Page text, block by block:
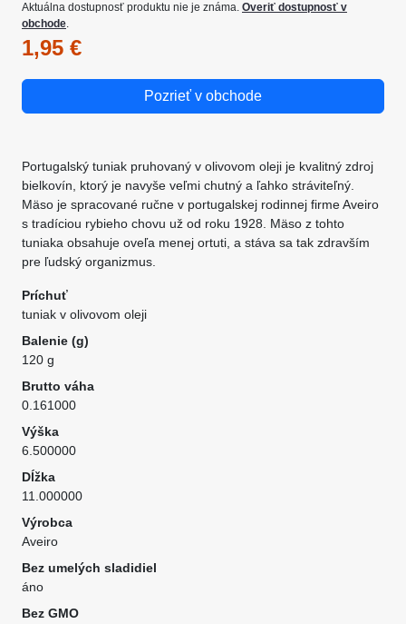
Aktuálna dostupnosť produktu nie je známa. Overiť dostupnosť v
obchode.
1,95 €
Pozrieť v obchode
Portugalský tuniak pruhovaný v olivovom oleji je kvalitný zdroj
bielkovín, ktorý je navyše veľmi chutný a ľahko stráviteľný.
Mäso je spracované ručne v portugalskej rodinnej firme Aveiro
s tradíciou rybieho chovu už od roku 1928. Mäso z tohto
tuniaka obsahuje oveľa menej ortuti, a stáva sa tak zdravším
pre ľudský organizmus.
Príchuť
tuniak v olivovom oleji
Balenie (g)
120 g
Brutto váha
0.161000
Výška
6.500000
Dĺžka
11.000000
Výrobca
Aveiro
Bez umelých sladidiel
áno
Bez GMO